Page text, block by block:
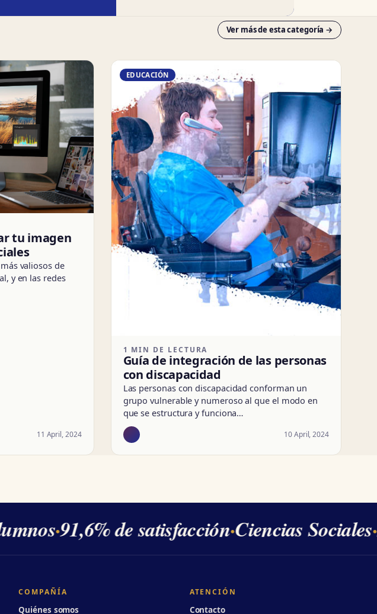
Ver más de esta categoría →
tu imagen
valiosos de
y en las redes
11 April, 2024
EDUCACIÓN
1 MIN DE LECTURA
Guía de integración de las personas
con discapacidad
Las personas con discapacidad conforman un
grupo vulnerable y numeroso al que el modo en
que se estructura y funciona…
10 April, 2024
·91,6% de satisfacción·Ciencias Sociales·
COMPAÑÍA
Quiénes somos
ATENCIÓN
Contacto